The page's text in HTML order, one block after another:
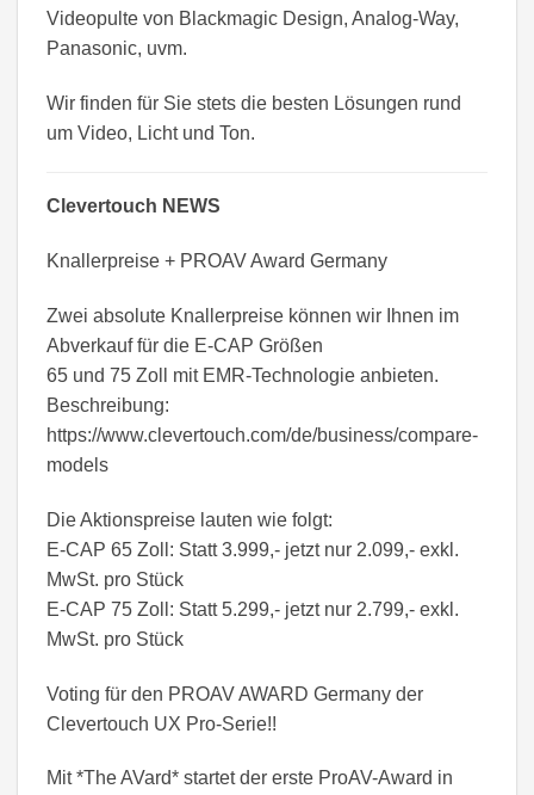
Videopulte von Blackmagic Design, Analog-Way,
Panasonic, uvm.
Wir finden für Sie stets die besten Lösungen rund
um Video, Licht und Ton.
Clevertouch NEWS
Knallerpreise + PROAV Award Germany
Zwei absolute Knallerpreise können wir Ihnen im
Abverkauf für die E-CAP Größen
65 und 75 Zoll mit EMR-Technologie anbieten.
Beschreibung:
https://www.clevertouch.com/de/business/compare-
models
Die Aktionspreise lauten wie folgt:
E-CAP 65 Zoll: Statt 3.999,- jetzt nur 2.099,- exkl.
MwSt. pro Stück
E-CAP 75 Zoll: Statt 5.299,- jetzt nur 2.799,- exkl.
MwSt. pro Stück
Voting für den PROAV AWARD Germany der
Clevertouch UX Pro-Serie!!
Mit *The AVard* startet der erste ProAV-Award in